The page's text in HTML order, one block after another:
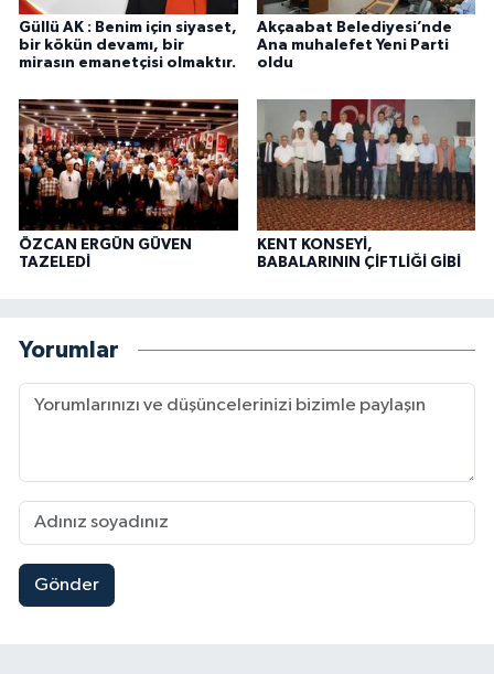
Güllü AK : Benim için siyaset,
bir kökün devamı, bir
mirasın emanetçisi olmaktır.
Akçaabat Belediyesi’nde
Ana muhalefet Yeni Parti
oldu
ÖZCAN ERGÜN GÜVEN
TAZELEDİ
KENT KONSEYİ,
BABALARININ ÇİFTLİĞİ GİBİ
Yorumlar
Gönder